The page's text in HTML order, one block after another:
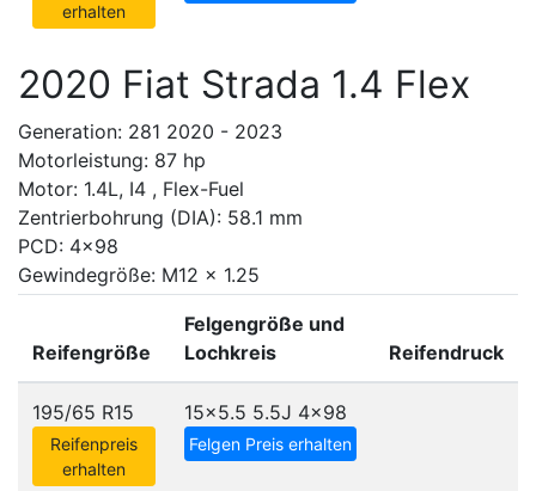
erhalten
2020 Fiat Strada 1.4 Flex
Generation: 281 2020 - 2023
Motorleistung: 87 hp
Motor: 1.4L, I4 , Flex-Fuel
Zentrierbohrung (DIA): 58.1 mm
PCD: 4x98
Gewindegröße: M12 x 1.25
Reifengröße
Felgengröße und
Lochkreis
Reifendruck
195/65 R15
Reifenpreis
erhalten
15x5.5 5.5J 4x98
Felgen Preis erhalten